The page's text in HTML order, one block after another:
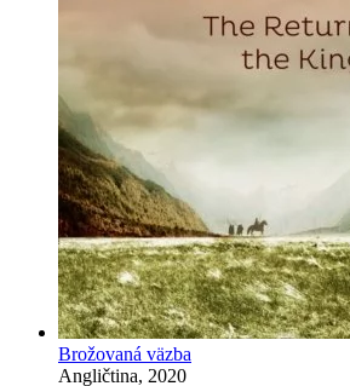
Brožovaná väzba
Angličtina, 2020